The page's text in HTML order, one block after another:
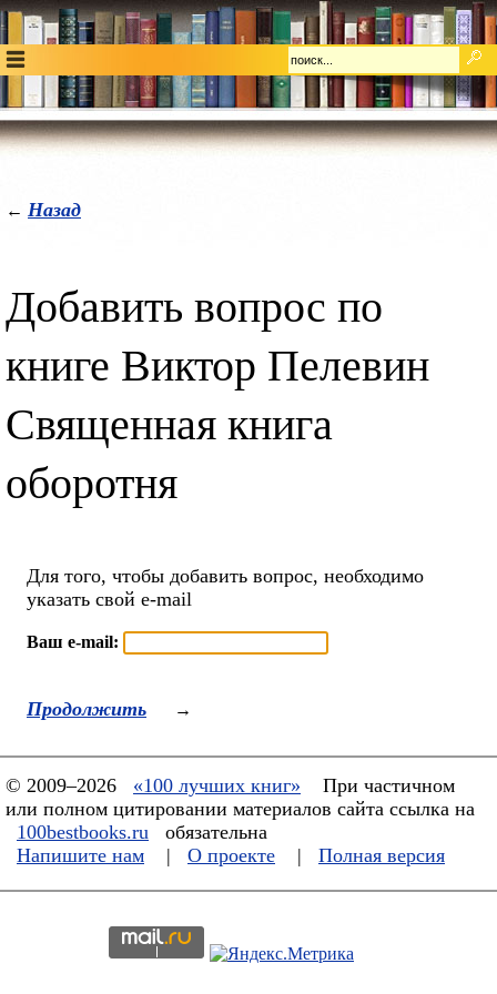
← Назад
Добавить вопрос по
книге Виктор Пелевин
Священная книга
оборотня
Для того, чтобы добавить вопрос, необходимо
указать свой e-mail
Ваш e-mail:
Продолжить →
© 2009–2026 «100 лучших книг»
При частичном
или полном цитировании материалов сайта ссылка на
100bestbooks.ru
обязательна
Напишите нам
| О проекте | Полная версия